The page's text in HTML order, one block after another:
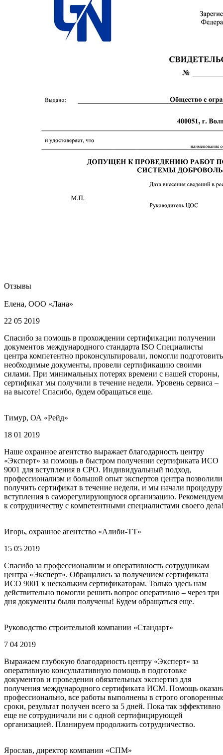
Отзывы
Елена, ООО «Лана»
22 05 2019
Спасибо за помощь в прохождении сертификации получении
документов международного стандарта ISO Специалисты
центра компетентно проконсультировали, помогли подготовить
необходимые документы, провели сертификацию своими
силами. При минимальных потерях времени с нашей стороны,
сертификат мы получили в течение недели. Уровень сервиса –
на высоте! Спасибо, будем обращаться еще.
Тимур, ОА «Рейд»
18 01 2019
Наше охранное агентство выражает благодарность центру
«Эксперт» за помощь в быстром получении сертификата ИСО
9001 для вступления в СРО. Индивидуальный подход,
профессионализм и большой опыт экспертов центра позволили
получить сертификат в течение недели, и мы начали процедуру
вступления в саморегулирующуюся организацию. Рекомендуем
к сотрудничеству с компетентными специалистами своего дела!
Игорь, охранное агентство «Алиби-ТТ»
15 05 2019
Спасибо за профессионализм и оперативность сотрудникам
центра «Эксперт». Обращались за получением сертификата
ИСО 9001 к нескольким сертификаторам. Только здесь нам
действительно помогли решить вопрос оперативно – через три
дня документы были получены! Будем обращаться еще.
Руководство строительной компании «Стандарт»
7 04 2019
Выражаем глубокую благодарность центру «Эксперт» за
оперативную консультативную помощь в подготовке
документов и проведении обязательных экспертиз для
получения международного сертификата ИСМ. Помощь
профессионально, все работы выполнены в строго
сроки, результат получен всего за 5 дней. Пока так эффективно
еще не сотрудничали ни с одной сертифицирующей
организацией. Планируем продолжить сотрудничество.
Ярослав, директор компании «СПМ»